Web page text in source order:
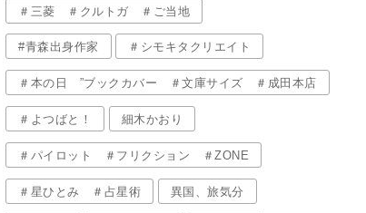
＃三菱 ＃クルトガ ＃ご当地
#青森出身作家 ＃シモキタクリエイト
＃本の日 ”ブックカバー ＃文庫サイズ ＃成田本店
＃よつばと！ 細木かおり
＃パイロット ＃フリクション ＃ZONE
＃星ひとみ ＃占星術 異国、旅気分